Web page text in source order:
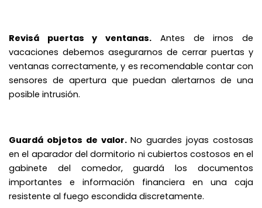
Revisá puertas y ventanas. Antes de irnos de
vacaciones debemos asegurarnos de cerrar puertas y
ventanas correctamente, y es recomendable contar con
sensores de apertura que puedan alertarnos de una
posible intrusión.
Guardá objetos de valor.No guardes joyas costosas
en el aparador del dormitorio ni cubiertos costosos en el
gabinete del comedor, guardá los documentos
importantes e información financiera en una caja
resistente al fuego escondida discretamente.